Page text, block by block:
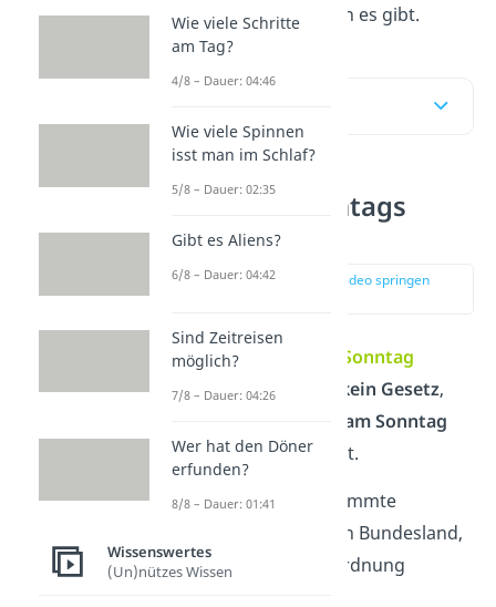
du, welche Regelungen es gibt.
Darf man sonntags
saugen?
zur Stelle im Video springen
Ja, du darfst
auch am Sonntag
staubsaugen. Es gibt kein Gesetz,
Staubsaugen am Sonntag
grundsätzlich verbietet.
Allerdings gelten bestimmte
, die je nach Bundesland,
Gemeinde und Hausordnung
Wie viele Schritte
am Tag?
4/8 – Dauer: 04:46
Wie viele Spinnen
isst man im Schlaf?
5/8 – Dauer: 02:35
Gibt es Aliens?
6/8 – Dauer: 04:42
Sind Zeitreisen
möglich?
7/8 – Dauer: 04:26
Wer hat den Döner
erfunden?
8/8 – Dauer: 01:41
Wissenswertes
(Un)nützes Wissen